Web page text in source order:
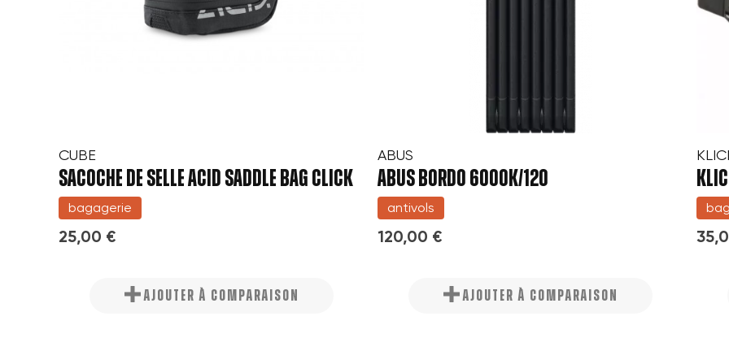
CUBE
SACOCHE DE SELLE ACID SADDLE BAG CLICK
bagagerie
25,00 €
AJOUTER À COMPARAISON
ABUS
ABUS BORDO 6000K/120
antivols
120,00 €
AJOUTER À COMPARAISON